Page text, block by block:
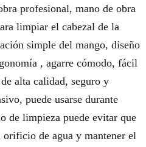
profesional, mano de obra
limpiar el cabezal de la
simple del mango, diseño
, agarre cómodo, fácil
alta calidad, seguro y
puede usarse durante
de limpieza puede evitar que
de agua y mantener el